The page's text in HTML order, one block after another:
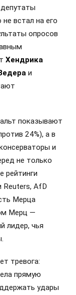
встал на его
опросов
Хендрика
и
показывают
24%), а в
и
не только
рейтинги
AfD
Мерца
Мерц —
лидер, чья
тревога:
прямую
удары